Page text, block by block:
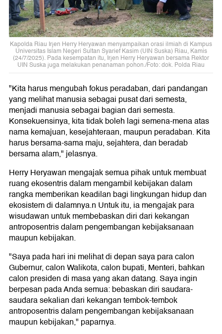
Kapolda Riau Irjen Herry Heryawan menyampaikan orasi ilmiah di Kampus
Universitas Islam Negeri Sultan Syarief Kasim (UIN Suska) Riau, Kamis
(24/7/2025). Pada kesempatan itu, Irjen Herry Heryawan bersama Rektor
UIN Suska juga melakukan penanaman pohon./Foto: dok. Polda Riau
"Kita harus mengubah fokus peradaban, dari pandangan
yang melihat manusia sebagai pusat dari semesta,
menjadi manusia sebagai bagian dari semesta.
Konsekuensinya, kita tidak boleh lagi semena-mena atas
nama kemajuan, kesejahteraan, maupun peradaban. Kita
harus bersama-sama maju, sejahtera, dan beradab
bersama alam," jelasnya.
Herry Heryawan mengajak semua pihak untuk membuat
ruang ekosentris dalam mengambil kebijakan dalam
rangka memberikan keadilan bagi lingkungan hidup dan
ekosistem di dalamnya.n Untuk itu, ia mengajak para
wisudawan untuk membebaskan diri dari kekangan
antroposentris dalam pengembangan kebijaksanaan
maupun kebijakan.
"Saya pada hari ini melihat di depan saya para calon
Gubernur, calon Walikota, calon bupati, Menteri, bahkan
calon presiden di masa yang akan datang. Saya ingin
berpesan pada Anda semua: bebaskan diri saudara-
saudara sekalian dari kekangan tembok-tembok
antroposentris dalam pengembangan kebijaksanaan
maupun kebijakan," paparnya.